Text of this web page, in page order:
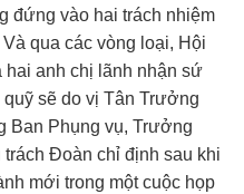
đứng vào hai trách nhiệm
qua các vòng loại, Hội
anh chị lãnh nhận sứ
sẽ do vị Tân Trưởng
Ban Phụng vụ, Trưởng
trách Đoàn chỉ định sau khi
mới trong một cuộc họp